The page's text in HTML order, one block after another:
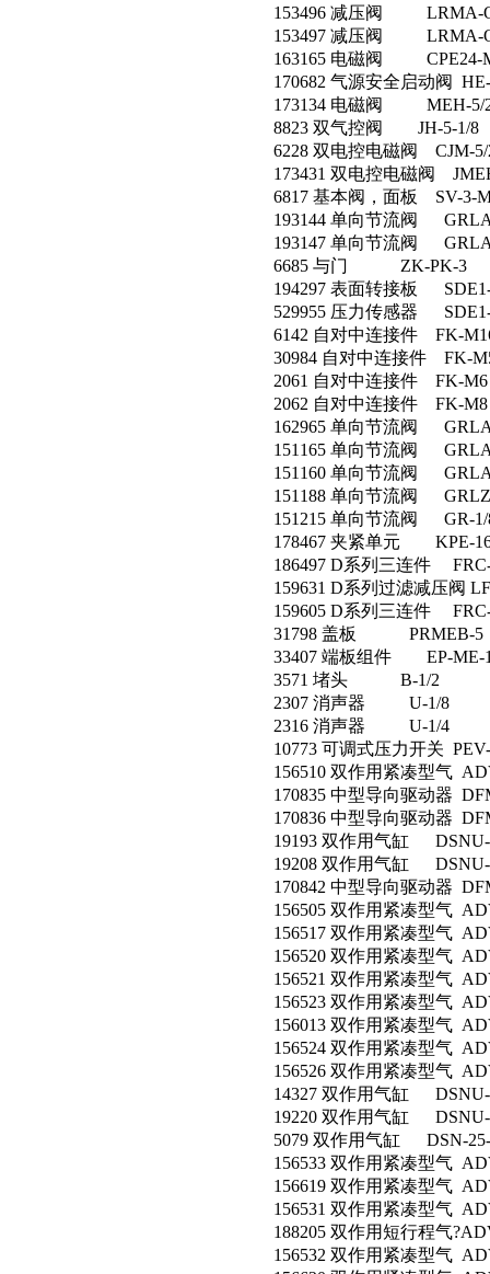
153496 减压阀 LRMA-
153497 减压阀 LRMA-
163165 电磁阀 CPE24-
170682 气源安全启动阀
173134 电磁阀 MEH-5/
8823 双气控阀 JH-5-1/8
6228 双电控电磁阀 CJM-5/
173431 双电控电磁阀
6817 基本阀，面板 SV-3-
193144 单向节流阀
193147 单向节流阀
6685 与门 ZK-PK-3
194297 表面转接板
529955 压力传感器 SDE1-
6142 自对中连接件 FK-
30984 自对中连接件 FK-
2061 自对中连接件 FK-M6
2062 自对中连接件 FK-M8
162965 单向节流阀
151165 单向节流阀
151160 单向节流阀
151188 单向节流阀
151215 单向节流阀 GR-1/
178467 夹紧单元 KPE-
186497 D系列三连件
159631 D系列过滤减压阀
159605 D系列三连件
31798 盖板 PRMEB-5
33407 端板组件 EP-ME-
3571 堵头 B-1/2
2307 消声器 U-1/8
2316 消声器 U-1/4
10773 可调式压力开关
156510 双作用紧凑型气
170835 中型导向驱动器
170836 中型导向驱动器
19193 双作用气缸 DSNU-
19208 双作用气缸 DSNU-
170842 中型导向驱动器
156505 双作用紧凑型气
156517 双作用紧凑型气
156520 双作用紧凑型气
156521 双作用紧凑型气
156523 双作用紧凑型气
156013 双作用紧凑型气
156524 双作用紧凑型气
156526 双作用紧凑型气
14327 双作用气缸 DSNU-
19220 双作用气缸 DSNU-
5079 双作用气缸 DSN-25-
156533 双作用紧凑型气
156619 双作用紧凑型气
156531 双作用紧凑型气
188205 双作用短行程气
156532 双作用紧凑型气